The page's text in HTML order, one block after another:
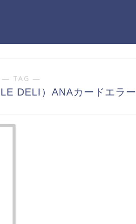
― TAG ―
DELI）ANAカードエラー